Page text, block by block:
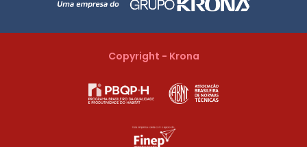
Copyright - Krona